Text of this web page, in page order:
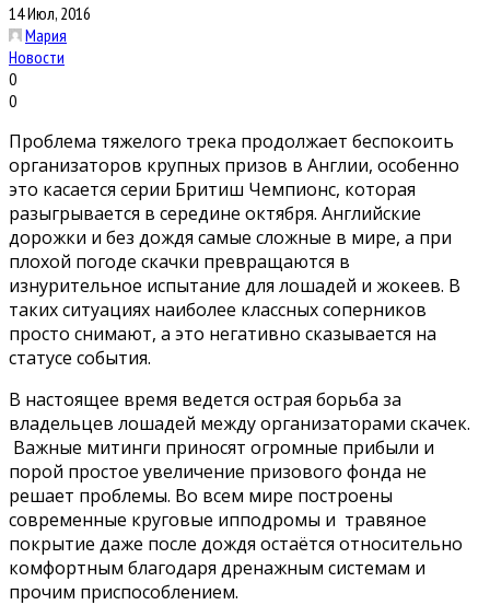
14 Июл, 2016
Мария
Новости
0
0
Проблема тяжелого трека продолжает беспокоить
организаторов крупных призов в Англии, особенно
это касается серии Бритиш Чемпионс, которая
разыгрывается в середине октября. Английские
дорожки и без дождя самые сложные в мире, а при
плохой погоде скачки превращаются в
изнурительное испытание для лошадей и жокеев. В
таких ситуациях наиболее классных соперников
просто снимают, а это негативно сказывается на
статусе события.
В настоящее время ведется острая борьба за
владельцев лошадей между организаторами скачек.
Важные митинги приносят огромные прибыли и
порой простое увеличение призового фонда не
решает проблемы. Во всем мире построены
современные круговые ипподромы и травяное
покрытие даже после дождя остаётся относительно
комфортным благодаря дренажным системам и
прочим приспособлением.